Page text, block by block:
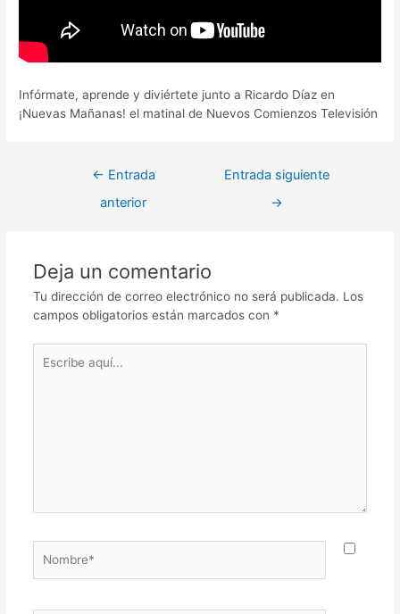
Infórmate, aprende y diviértete junto a Ricardo Díaz en
¡Nuevas Mañanas! el matinal de Nuevos Comienzos Televisión
← Entrada
anterior
Entrada siguiente
→
Deja un comentario
Tu dirección de correo electrónico no será publicada. Los
campos obligatorios están marcados con *
aquí...